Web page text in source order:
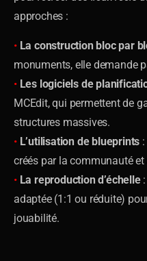
approches :
• La construction bloc par
monuments, elle demande
• Les logiciels de
MCEdit, qui permettent de
structures massives.
• L’utilisation de blueprints
créés par la communauté
• La reproduction d’échelle:
adaptée (1:1 ou réduite)
jouabilité.